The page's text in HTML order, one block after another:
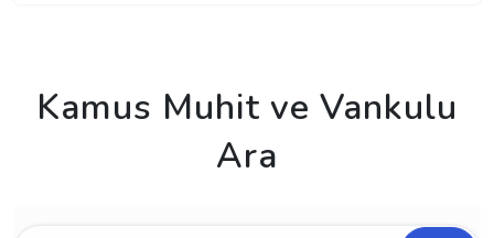
Kamus Muhit ve Vankulu
Ara